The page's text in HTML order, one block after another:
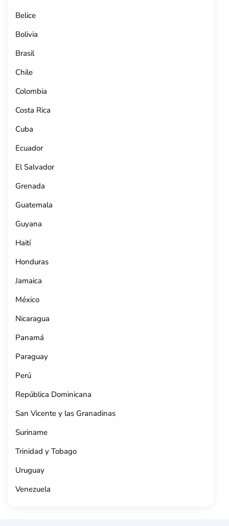
Belice
Bolivia
Brasil
Chile
Colombia
Costa Rica
Cuba
Ecuador
El Salvador
Grenada
Guatemala
Guyana
Haití
Honduras
Jamaica
México
Nicaragua
Panamá
Paraguay
Perú
República Dominicana
San Vicente y las Granadinas
Suriname
Trinidad y Tobago
Uruguay
Venezuela